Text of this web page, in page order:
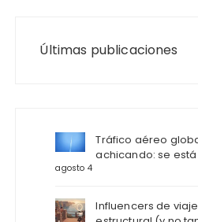
Últimas publicaciones
Tráfico aéreo
achicando: se
agosto 4
Influencers de